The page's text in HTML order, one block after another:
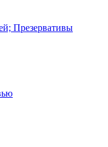
Презервативы